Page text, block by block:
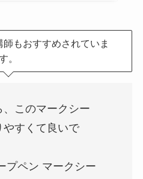
もおすすめされていま
。
このマークシー
やすくて良いで
プペン マークシー